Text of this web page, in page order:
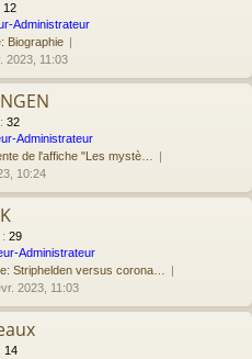
12
Administrateur
Biographie
2023, 11:03
: 32
Administrateur
de l'affiche "Les mystè…
10:24
: 29
Administrateur
Striphelden versus corona…
2023, 11:03
14